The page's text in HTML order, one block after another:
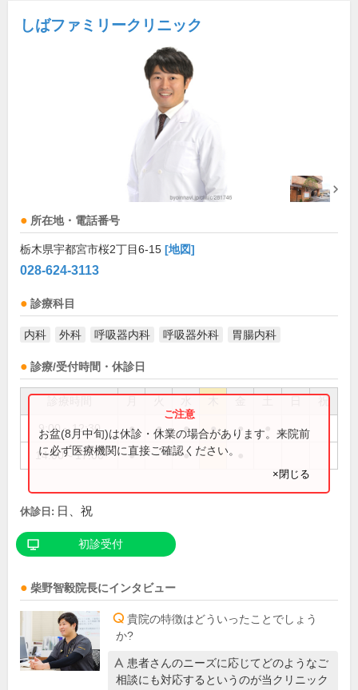
しばファミリークリニック
所在地・電話番号
栃木県宇都宮市桜2丁目6-15 [地図]
028-624-3113
診療科目
内科 外科 呼吸器内科 呼吸器外科 胃腸内科
診療/受付時間・休診日
祝
9:00～12:30 ● ● ● ● ●
14:00～17:00 ● ●
お盆(8月中旬)は休診・休業の場合があります。来院前
に必ず医療機関に直接ご確認ください。
×閉じる
休診日: 日、祝
初診受付
柴野智毅院長にインタビュー
貴院の特徴はどういったことでしょう
か?
患者さんのニーズに応じてどのようなご
相談にも対応するというのが当クリニック